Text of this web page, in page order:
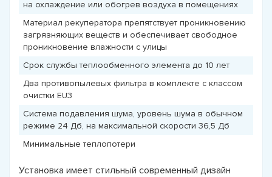
на охлаждение или обогрев воздуха в помещениях
Материал рекуператора препятствует проникновению
загрязняющих веществ и обеспечивает свободное
проникновение влажности с улицы
Срок службы теплообменного элемента до 10 лет
Два противопылевых фильтра в комплекте с классом
очистки EU3
Система подавления шума, уровень шума в обычном
режиме 24 Дб, на максимальной скорости 36,5 Дб
Минимальные теплопотери
Установка имеет стильный современный дизайн